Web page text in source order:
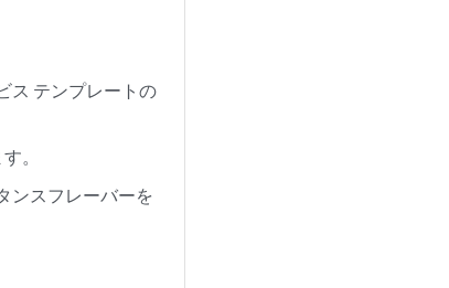
ス テンプレートの
。
ンスフレーバーを